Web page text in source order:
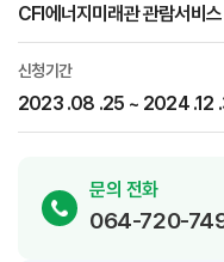
CFI에너지미래관 관람서비스
신청기간
2023 .08 .25 ~ 2024 .12
문의 전화
064-720-